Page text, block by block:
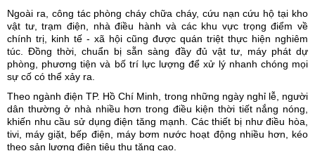
Ngoài ra, công tác phòng cháy chữa cháy, cứu nạn cứu hộ tại kho
vật tư, trạm điện, nhà điều hành và các khu vực trọng điểm về
chính trị, kinh tế - xã hội cũng được quán triệt thực hiện nghiêm
túc. Đồng thời, chuẩn bị sẵn sàng đầy đủ vật tư, máy phát dự
phòng, phương tiện và bố trí lực lượng để xử lý nhanh chóng mọi
sự cố có thể xảy ra.
Theo ngành điện TP. Hồ Chí Minh, trong những ngày nghỉ lễ, người
dân thường ở nhà nhiều hơn trong điều kiện thời tiết nắng nóng,
khiến nhu cầu sử dụng điện tăng mạnh. Các thiết bị như điều hòa,
tivi, máy giặt, bếp điện, máy bơm nước hoạt động nhiều hơn, kéo
theo sản lượng điện tiêu thụ tăng cao.